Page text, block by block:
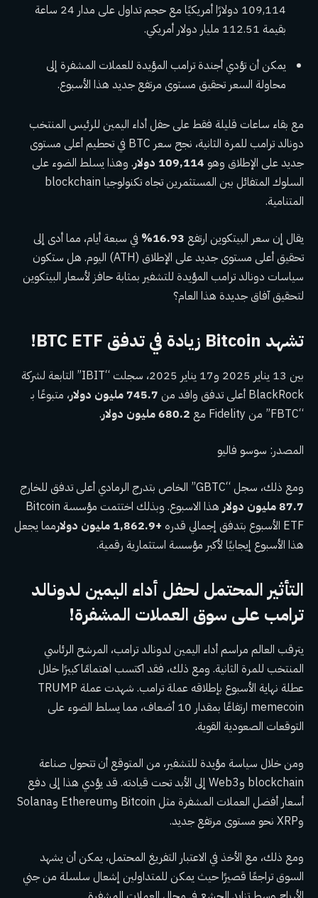
109,114 دولارًا أمريكيًا مع حجم تداول على مدار 24 ساعة
بقيمة 112.51 مليار دولار أمريكي.
يمكن أن تؤدي أجندة ترامب المؤيدة للعملات المشفرة إلى
محاولة السعر تحقيق مستوى مرتفع جديد هذا الأسبوع.
مع بقاء ساعات قليلة فقط على حفل أداء اليمين للرئيس المنتخب
دونالد ترامب للمرة الثانية، نجح سعر BTC في تحطيم أعلى مستوى
جديد على الإطلاق وهو 109,114 دولار
. وهذا يسلط الضوء على
السلوك المتفائل بين المستثمرين تجاه تكنولوجيا blockchain
المتنامية.
يقال إن سعر البيتكوين ارتفع 16.93%
في سبعة أيام، مما أدى إلى
تحقيق أعلى مستوى جديد على الإطلاق (ATH) اليوم. هل ستكون
سياسات دونالد ترامب المؤيدة للتشفير بمثابة حافز لأسعار البيتكوين
لتحقيق آفاق جديدة هذا العام؟
تشهد Bitcoin زيادة في تدفق BTC ETF!
بين 13 يناير 2025 و17 يناير 2025، سجلت “IBIT” التابعة لشركة
BlackRock أعلى تدفق وافد من
745.7 مليون دولار
، متبوعًا بـ
“FBTC” من Fidelity مع
680.2 مليون دولار .
المصدر: سوسو فاليو
ومع ذلك، سجل “GBTC” الخاص بتدرج الرمادي أعلى تدفق للخارج
87.7 مليون دولار
هذا الاسبوع. وبذلك اختتمت مؤسسة Bitcoin
ETF الأسبوع بتدفق إجمالي قدره
+1,862.9 مليون دولار
مما يجعل
هذا الأسبوع إيجابيًا لأكبر مؤسسة استثمارية رقمية.
التأثير المحتمل لحفل أداء اليمين لدونالد
ترامب على سوق العملات المشفرة!
يترقب العالم مراسم أداء اليمين لدونالد ترامب، المرشح الرئاسي
المنتخب للمرة الثانية. ومع ذلك، فقد اكتسب اهتمامًا كبيرًا خلال
عطلة نهاية الأسبوع بإطلاقه عملة ترامب. شهدت عملة TRUMP
memecoin ارتفاعًا بمقدار 10 أضعاف، مما يسلط الضوء على
التوقعات الصعودية القوية.
ومن خلال سياسة مؤيدة للتشفير، من المتوقع أن تتحول صناعة
blockchain وWeb3 إلى الأبد تحت قيادته. قد يؤدي هذا إلى دفع
أسعار أفضل العملات المشفرة مثل Bitcoin وEthereum وSolana
وXRP نحو مستوى مرتفع جديد.
ومع ذلك، مع الأخذ في الاعتبار التفريغ المحتمل، يمكن أن يشهد
السوق تراجعًا قصيرًا حيث يمكن للمتداولين إشعال سلسلة من جني